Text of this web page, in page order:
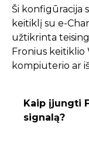
Ši konfigūracija
keitiklį su e-
užtikrinta
Fronius keitiklio
kompiuterio ar
Kaip įjungti
signalą?